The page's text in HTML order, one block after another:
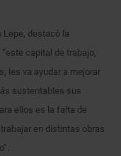
Lepe, destacó la
capital de trabajo,
les va ayudar a mejorar
sustentables sus
ellos es la falta de
en distintas obras